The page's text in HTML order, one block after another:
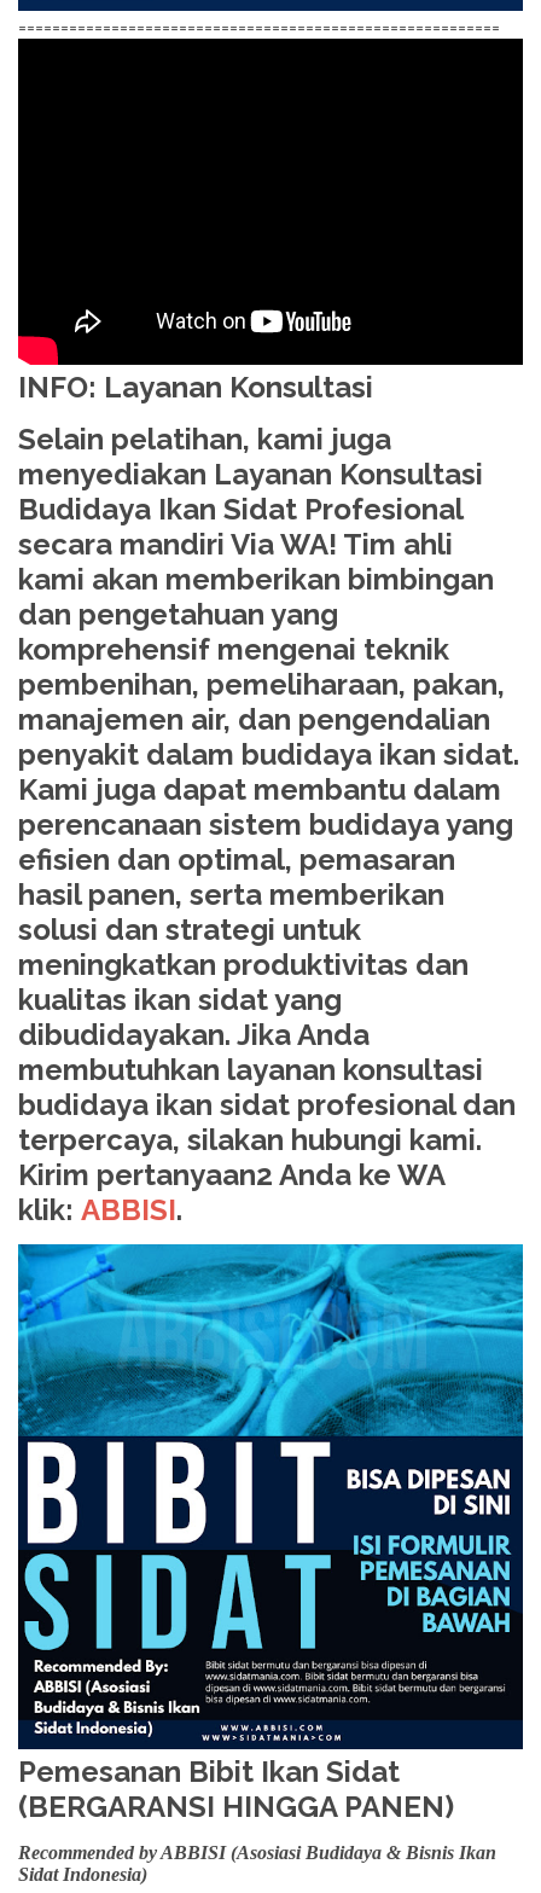
=========================================================
INFO: Layanan Konsultasi
Selain pelatihan, kami juga
menyediakan Layanan Konsultasi
Budidaya Ikan Sidat Profesional
secara mandiri Via WA! Tim ahli
kami akan memberikan bimbingan
dan pengetahuan yang
komprehensif mengenai teknik
pembenihan, pemeliharaan, pakan,
manajemen air, dan pengendalian
penyakit dalam budidaya ikan sidat.
Kami juga dapat membantu dalam
perencanaan sistem budidaya yang
efisien dan optimal, pemasaran
hasil panen, serta memberikan
solusi dan strategi untuk
meningkatkan produktivitas dan
kualitas ikan sidat yang
dibudidayakan. Jika Anda
membutuhkan layanan konsultasi
budidaya ikan sidat profesional dan
terpercaya, silakan hubungi kami.
Kirim pertanyaan2 Anda ke WA
klik: ABBISI.
Pemesanan Bibit Ikan Sidat
(BERGARANSI HINGGA PANEN)
Recommended by ABBISI (Asosiasi Budidaya & Bisnis Ikan
Sidat Indonesia)